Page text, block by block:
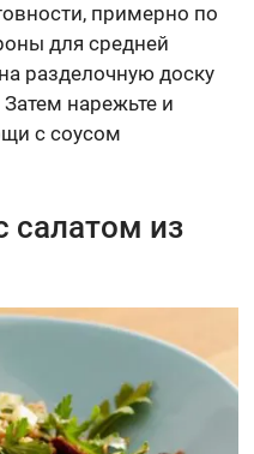
примерно по
для средней
разделочную доску
нарежьте и
с соусом
салатом из